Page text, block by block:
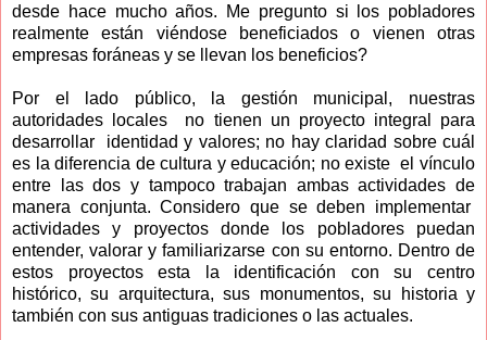
desde hace mucho años. Me pregunto si los pobladores
realmente están viéndose beneficiados o vienen otras
empresas foráneas y se llevan los beneficios?
Por el lado público, la gestión municipal, nuestras
autoridades locales no tienen un proyecto integral para
desarrollar identidad y valores; no hay claridad sobre cuál
es la diferencia de cultura y educación; no existe el vínculo
entre las dos y tampoco trabajan ambas actividades de
manera conjunta. Considero que se deben implementar
actividades y proyectos donde los pobladores puedan
entender, valorar y familiarizarse con su entorno. Dentro de
estos proyectos esta la identificación con su centro
histórico, su arquitectura, sus monumentos, su historia y
también con sus antiguas tradiciones o las actuales.